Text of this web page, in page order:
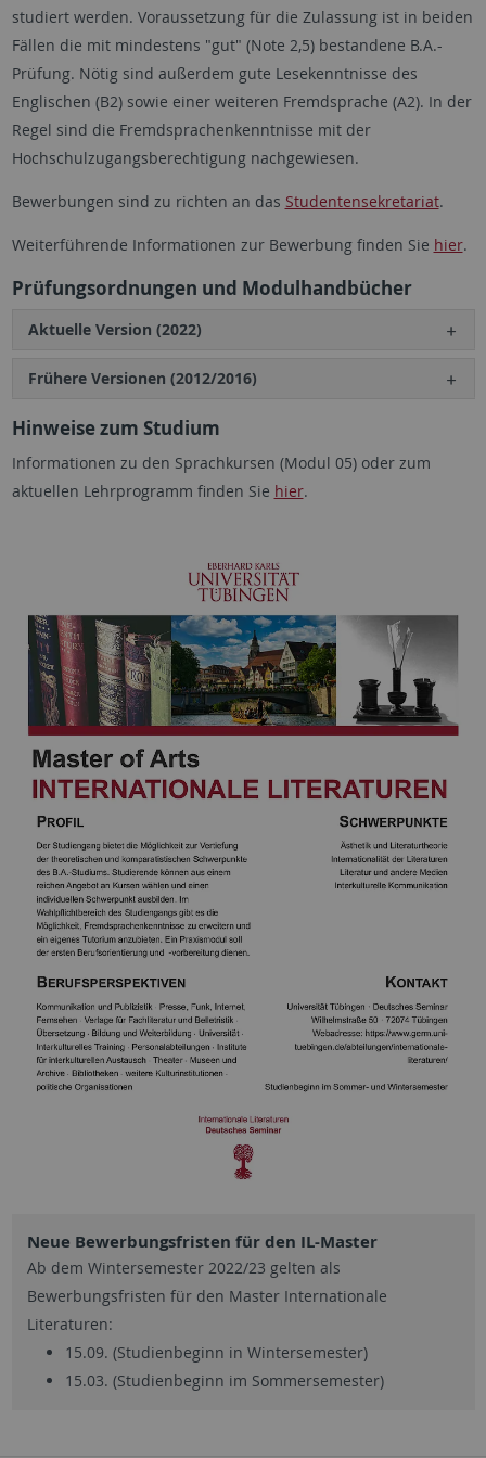
studiert werden. Voraussetzung für die Zulassung ist in beiden
Fällen die mit mindestens "gut" (Note 2,5) bestandene B.A.-
Prüfung. Nötig sind außerdem gute Lesekenntnisse des
Englischen (B2) sowie einer weiteren Fremdsprache (A2). In der
Regel sind die Fremdsprachenkenntnisse mit der
Hochschulzugangsberechtigung nachgewiesen.
Bewerbungen sind zu richten an das Studentensekretariat.
Weiterführende Informationen zur Bewerbung finden Sie hier.
Prüfungsordnungen und Modulhandbücher
Aktuelle Version (2022)
Frühere Versionen (2012/2016)
Hinweise zum Studium
Informationen zu den Sprachkursen (Modul 05) oder zum
aktuellen Lehrprogramm finden Sie hier.
Neue Bewerbungsfristen für den IL-Master
Ab dem Wintersemester 2022/23 gelten als
Bewerbungsfristen für den Master Internationale
Literaturen:
15.09. (Studienbeginn in Wintersemester)
15.03. (Studienbeginn im Sommersemester)